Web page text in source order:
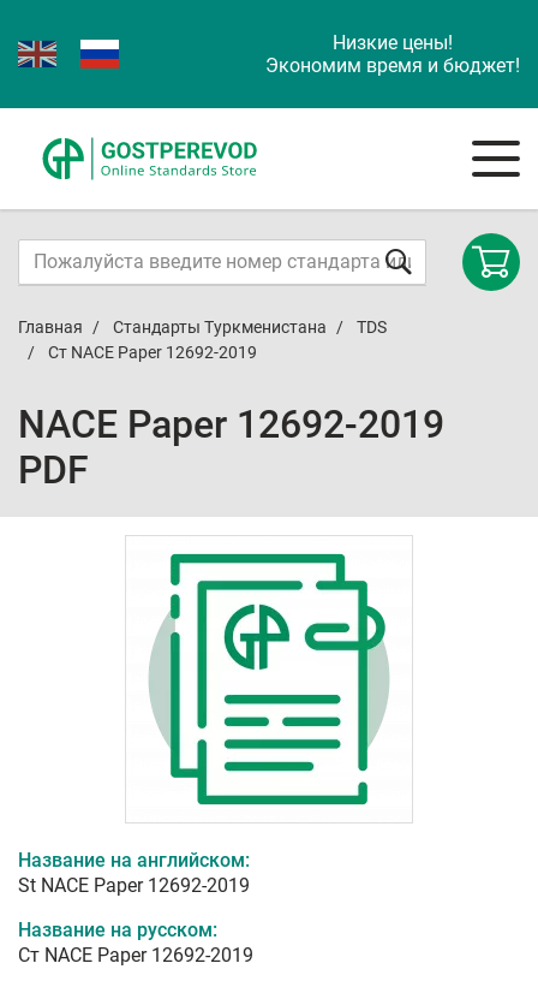
Низкие цены!
Экономим время и бюджет!
Главная Стандарты Туркменистана
TDS
Ст NACE Paper 12692-2019
NACE Paper 12692-2019
PDF
Название на английском:
St NACE Paper 12692-2019
Название на русском:
Ст NACE Paper 12692-2019